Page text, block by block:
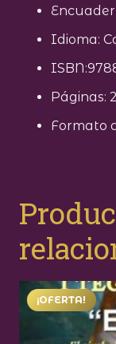
Idioma:
Páginas:
Formato
¡OFERTA!